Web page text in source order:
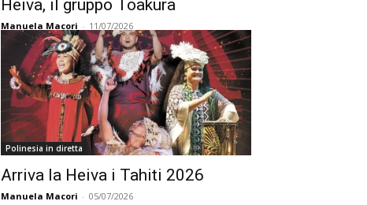
Heiva, il gruppo Toakura
Manuela Macori - 11/07/2026
Polinesia in diretta
Arriva la Heiva i Tahiti 2026
Manuela Macori - 05/07/2026